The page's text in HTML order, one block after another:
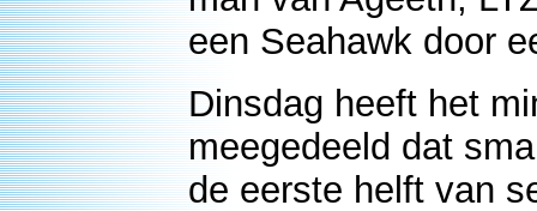
een Seahawk door
Dinsdag heeft het
meegedeeld dat
de eerste helft van